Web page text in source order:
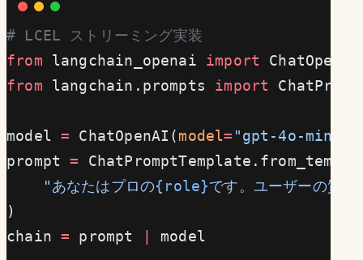
# LCEL ストリーミング実装
from langchain_openai import ChatOpenAI
from langchain.prompts import
model = ChatOpenAI(model= "gpt-4o-mini"
prompt =
    "あなたはプロの
{role}です。ユーザーの質問
)
chain = prompt model